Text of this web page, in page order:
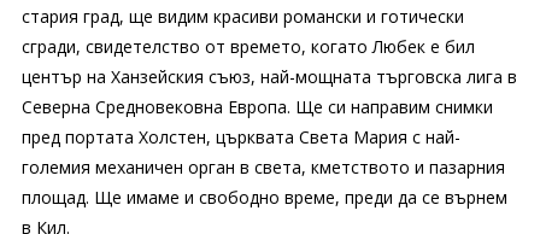
стария град, ще видим красиви романски и готически
сгради, свидетелство от времето, когато Любек е бил
център на Ханзейския съюз, най-мощната търговска лига в
Северна Средновековна Европа. Ще си направим снимки
пред портата Холстен, църквата Света Мария с най-
големия механичен орган в света, кметството и пазарния
площад. Ще имаме и свободно време, преди да се върнем
в Кил.